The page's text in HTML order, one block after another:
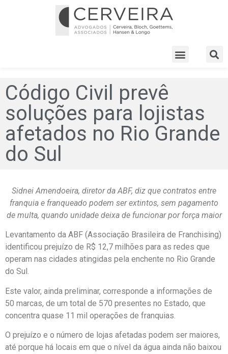
Código Civil prevê
soluções para lojistas
afetados no Rio Grande
do Sul
Sidnei Amendoeira, diretor da ABF, diz que contratos entre
franquia e franqueado podem ser extintos, sem pagamento
de multa, quando unidade deixa de funcionar por força maior
Levantamento da ABF (Associação Brasileira de Franchising)
identificou prejuízo de R$ 12,7 milhões para as redes que
operam nas cidades atingidas pela enchente no Rio Grande
do Sul.
Este valor, ainda preliminar, corresponde a informações de
50 marcas, de um total de 570 presentes no Estado, que
concentra quase 11 mil operações de franquias.
O prejuízo e o número de lojas afetadas podem ser maiores,
até porque há locais em que o nível da água ainda não baixou